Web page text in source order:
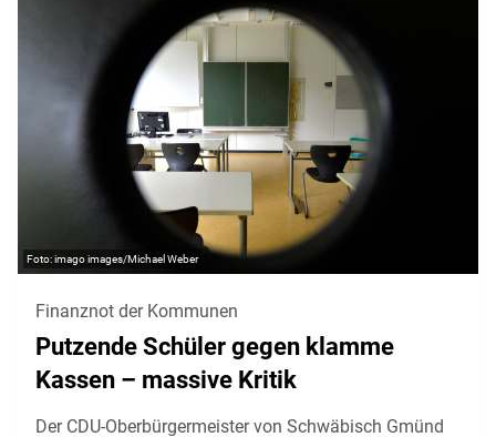
imago images/Michael Weber
Finanznot der Kommunen
Putzende Schüler gegen klamme
Kassen – massive Kritik
Der CDU-Oberbürgermeister von Schwäbisch Gmünd